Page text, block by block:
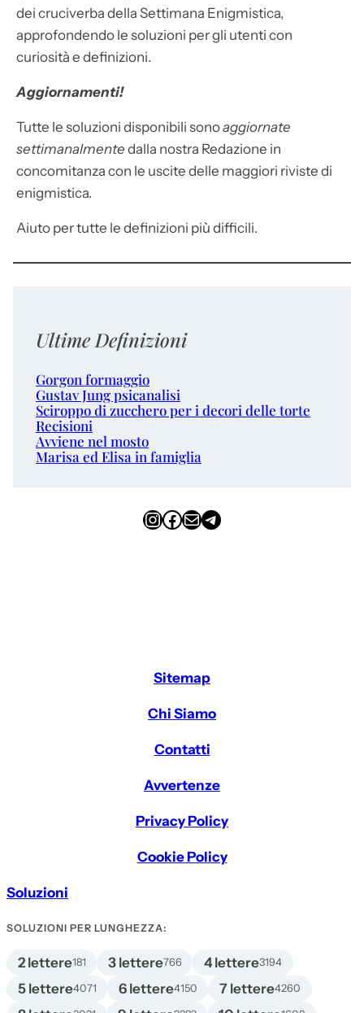
dei cruciverba della Settimana Enigmistica,
approfondendo le soluzioni per gli utenti con
curiosità e definizioni.
Aggiornamenti!
Tutte le soluzioni disponibili sonoaggiornate
settimanalmente dalla nostra Redazione in
concomitanza con le uscite delle maggiori riviste di
enigmistica.
Aiuto per tutte le definizioni più difficili.
Ultime Definizioni
Gorgon formaggio
Gustav Jung psicanalisi
Sciroppo di zucchero per i decori delle torte
Recisioni
Avviene nel mosto
Marisa ed Elisa in famiglia
InstagramFacebook Email Telegram
Sitemap
Chi Siamo
Contatti
Avvertenze
Privacy Policy
Cookie Policy
Soluzioni
SOLUZIONI PER LUNGHEZZA:
2 lettere181 3 lettere766 4 lettere3194
5 lettere4071 6 lettere4150 7 lettere4260